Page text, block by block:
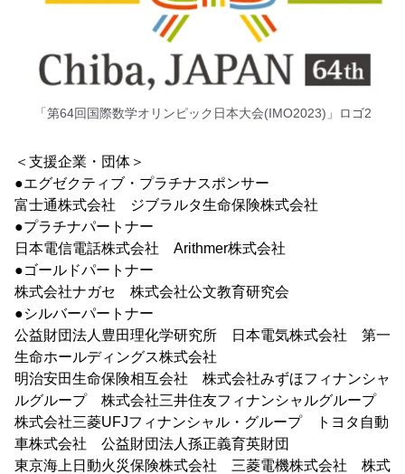
「第64回国際数学オリンピック日本大会(IMO2023)」ロゴ2
＜支援企業・団体＞
●エグゼクティブ・プラチナスポンサー
富士通株式会社 ジブラルタ生命保険株式会社
●プラチナパートナー
日本電信電話株式会社 Arithmer株式会社
●ゴールドパートナー
株式会社ナガセ 株式会社公文教育研究会
●シルバーパートナー
公益財団法人豊田理化学研究所 日本電気株式会社 第一
生命ホールディングス株式会社
明治安田生命保険相互会社 株式会社みずほフィナンシャ
ルグループ 株式会社三井住友フィナンシャルグループ
株式会社三菱UFJフィナンシャル・グループ トヨタ自動
車株式会社 公益財団法人孫正義育英財団
東京海上日動火災保険株式会社 三菱電機株式会社 株式